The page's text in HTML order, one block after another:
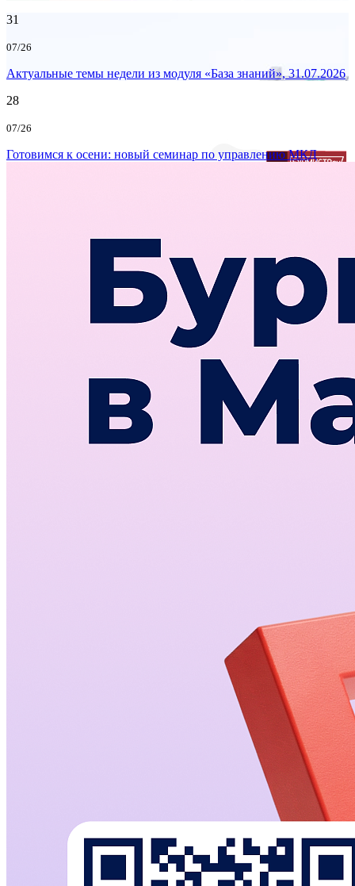
31
07/26
Актуальные темы недели из модуля «База знаний», 31.07.2026
28
07/26
Готовимся к осени: новый семинар по управлению МКД